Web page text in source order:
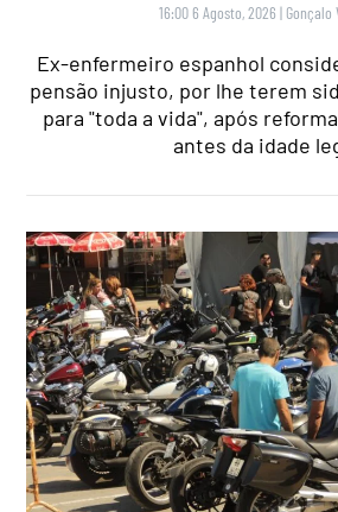
16:00 6 Agosto, 2026 | Gonçalo
Ex-enfermeiro espanhol
pensão injusto, por lhe terem
para "toda a vida", após
antes da idade